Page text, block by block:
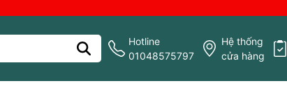
Hotline
01048575797
Hệ thống
cửa hàng